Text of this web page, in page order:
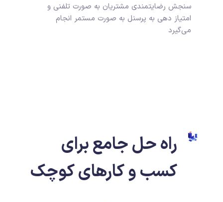
سنجش رضایتمندی مشتریان به صورت تلفنی و
امتیاز دهی به پرسنل به صورت مستمر انجام
می‌گیرد
راه حل جامع برای
کسب و کارهای کوچک